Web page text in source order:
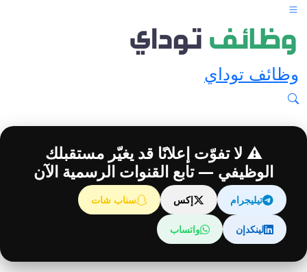
وظائف توداي
⚠️ لا تفوّت إعلانًا قد يغيّر مستقبلك
الوظيفي — تابع القنوات الرسمية الآن
تيليجرام إكس سناب شات
لينكدإن واتساب